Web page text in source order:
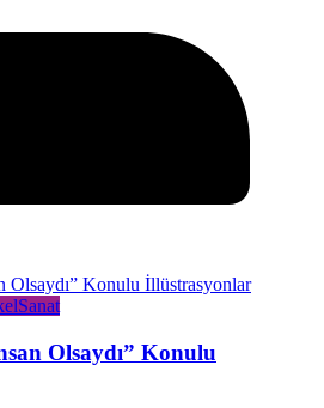
Sanat
Olsaydı” Konulu